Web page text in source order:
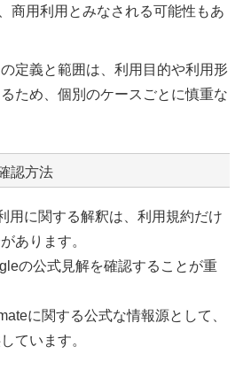
商用利用とみなされる可能性もあ
定義と範囲は、利用目的や利用形
ため、個別のケースごとに慎重な
認方法
用に関する解釈は、利用規約だけ
あります。
の公式見解を確認することが重
に関する公式な情報源として、
ています。